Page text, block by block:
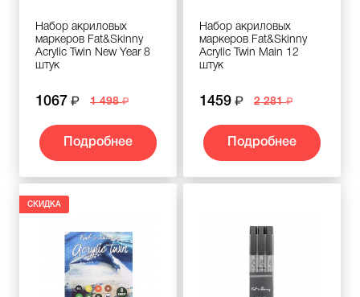
Набор акриловых
маркеров Fat&Skinny
Acrylic Twin New Year 8
штук
1067 1 498
Подробнее
Набор акриловых
маркеров Fat&Skinny
Acrylic Twin Main 12
штук
1459 2 281
Подробнее
СКИДКА